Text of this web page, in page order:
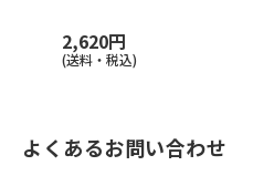
2,620円
(送料・税込)
よくあるお問い合わせ